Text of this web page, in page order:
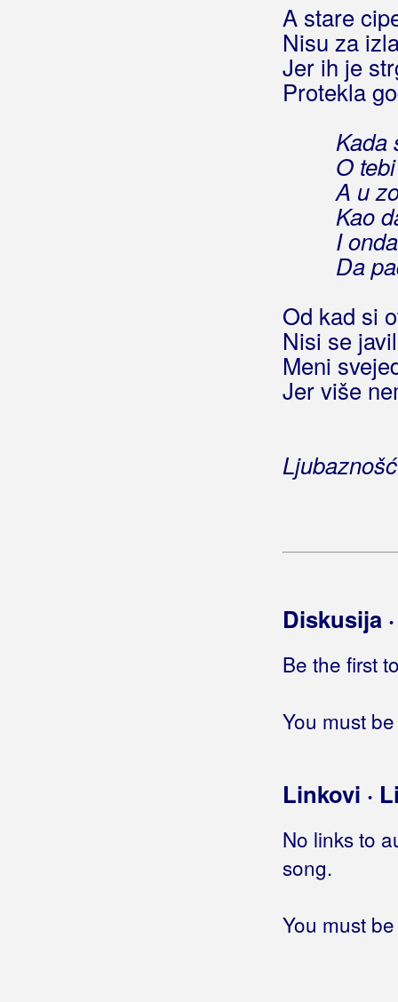
A stare
Nisu za
Jer ih je
Protekla
Kada
O
A u
Kao
I
Da
Od kad si
Nisi se
Meni
Jer više
Diskusija
Be the first
You must
Linkovi ·
No links to
song.
You must